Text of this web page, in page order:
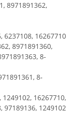
8971891362,
6237108, 16267710
8971891360,
8-
8-
16267710,
97189136, 1249102